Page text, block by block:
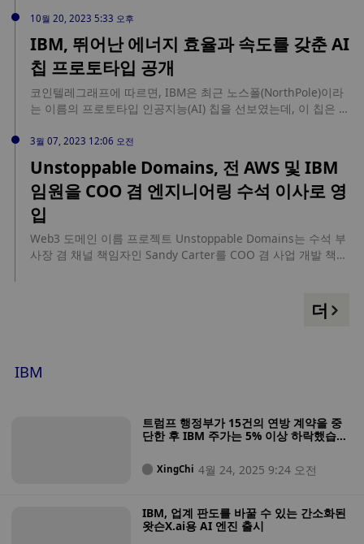
IBM 하이퍼 프로텍트 오프라인 서명 오케스트레이터(OSO)는 연
결이 끊긴 네트워크 운영, 시간 기반 보안, 여러 이해 관계자의
전자 거래 승인과 같은 추가 보안 계층을 제공하여 고가의 거래
를 보호하는 것을 목표로 합니다. IBM은 최근 몇 년 동안 키 관
산과 암호화폐에 신중하게 적용하고 있습니다. 콜드 스토리지의
한계는 종종 내부 작업, 강제 공격, 데이터 센터 관리자와 기본적
을 수반합니다. 리플이 소유한 커스터디 회사인 메타코는 IBM의
오랜 암호화폐 분야 파트너로, IBM의 새로운 OSO 기술을 활용
하고 있습니다. 메타코의 CEO 아드리안 트레카니는 싱가포르,
홍콩, 일본과 같은 시장의 규제 당국이 콜드 스토리지 솔루션을
점점 더 많이 요구하고 있는 상황에서 OSO가 제공하는 독특한
에어 갭 콜드 스토리지가 특히 유용하다고 언급하며 이번 협력에
만족감을 표했습니다.
10월 20, 2023 5:33 오후
IBM, 뛰어난 에너지 효율과 속도를 갖춘 AI
칩 프로토타입 공개
코인텔레그래프에 따르면, IBM은 최근 노스폴(NorthPole)이라
는 이름의 프로토타입 인공지능(AI) 칩을 선보였는데, 이 칩은 기
일 사이언스지에 발표된 연구에 따르면 노스폴은 관련 벤치마크
에서 에너지 지표는 25배, 지연 시간 지표는 22배 더 낮은 것으
로 나타났습니다. 이는 잠재적으로 에너지 요구량을 크게 줄이면
서 GPU 이후의 성능으로 이어질 수 있으며, 파리 사클레이 대학
의 나노 전자공학 연구원 Damien Querlioz는 Nature에 게재된
기사에서 노스폴의 에너지 효율을 '놀라울 정도'라고 설명했습니
다. IBM 연구팀의 논문에 따르면 노스폴은 현재 널리 사용되는
모든 아키텍처, 심지어 첨단 기술 프로세스를 사용하는 아키텍처
연 시간을 유발하는 '폰 노이만 병목 현상'입니다. IBM 리서치는
캘리포니아 알라마덴 연구소에서 개발한 새로운 프로토타입 칩
치마크인 ResNet50은 주로 이미지 분류와 같은 컴퓨터 비전 작
동차 및 기타 차량의 작동, 다양한 로봇 관련 작업에서 탁월한 성
능을 발휘할 수 있음을 시사합니다. IBM 리서치는 이미 노스폴
은 노스폴에 대한 Modha의 작업의 시작에 불과하다'고 언급했
3월 07, 2023 12:06 오전
Unstoppable Domains, 전 AWS 및 IBM
임원을 COO 겸 엔지니어링 수석 이사로 영
입
Web3 도메인 이름 프로젝트 Unstoppable Domains는 수석 부
사장 겸 채널 책임자인 Sandy Carter를 COO 겸 사업 개발 책임
키는 데 도움을 주었습니다. Sandy Carter는 이전에 AWS 부사
장으로서 클라우드, 기계 학습 및 블록체인 분야의 파트너십을
지니어링 이사로 승진시켰습니다. Lisa DeLuca는 IBM에서 엔지
어링 및 제품 관리를 담당했습니다. DeLuca는 800개 이상의 특
허 출원을 제출했으며 650개 이상의 보조금을 받았습니다.
더
IBM
트럼프 행정부가 15건의 연방 계약을 중
단한 후 IBM 주가는 5% 이상 하락했습니
XingChi 4월 24, 2025 9:24 오전
IBM, 업계 판도를 바꿀 수 있는 간소화된
왓슨X.ai용 AI 엔진 출시